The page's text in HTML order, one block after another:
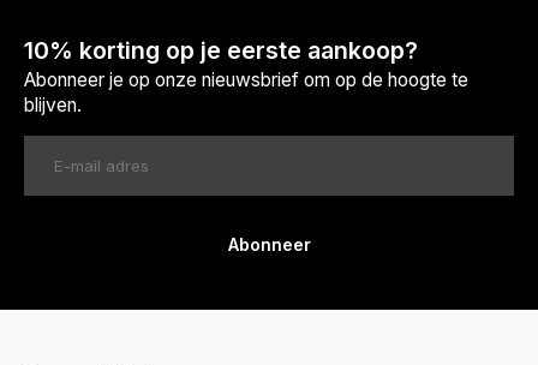
10% korting op je eerste aankoop?
Abonneer je op onze nieuwsbrief om op de hoogte te
blijven.
Abonneer